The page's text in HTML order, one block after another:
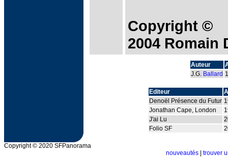
Copyright ©
2004 Romain
Auteur
J.G. Ballard
Editeur
Denoël Présence du Futur
Jonathan Cape, London
J'ai Lu
Folio SF
Copyright © 2020 SFPanorama
nouveautés
trouver